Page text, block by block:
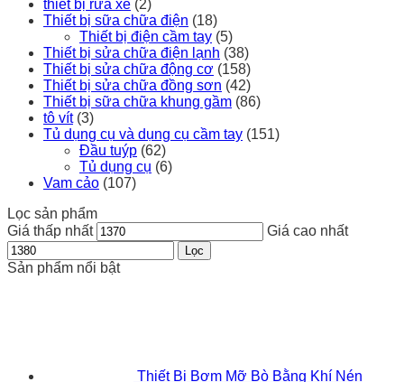
thiết bị rửa xe (2)
Thiết bị sữa chữa điện (18)
Thiết bị điện cầm tay (5)
Thiết bị sửa chữa điện lạnh (38)
Thiết bị sửa chữa động cơ (158)
Thiết bị sửa chữa đồng sơn (42)
Thiết bị sữa chữa khung gầm (86)
tô vít (3)
Tủ dụng cụ và dụng cụ cầm tay (151)
Đầu tuýp (62)
Tủ dụng cụ (6)
Vam cảo (107)
Lọc sản phẩm
Giá thấp nhất
Giá cao nhất
Lọc
Sản phẩm nổi bật
Thiết Bị Bơm Mỡ Bò Bằng Khí Nén